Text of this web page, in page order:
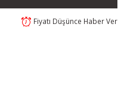
Fiyatı Düşünce Haber Ver